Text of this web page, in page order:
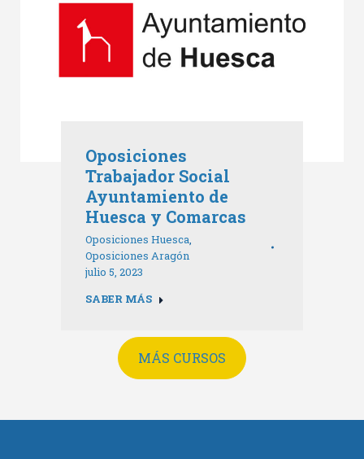
Oposiciones
Trabajador Social
Ayuntamiento de
Huesca y Comarcas
Oposiciones Huesca,
Oposiciones Aragón
julio 5, 2023
SABER MÁS
MÁS CURSOS